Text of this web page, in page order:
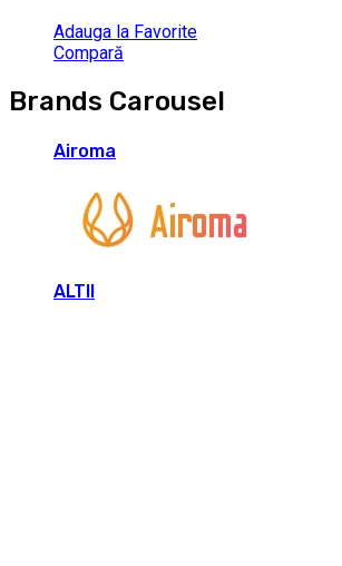
Adauga la Favorite
Compară
Brands Carousel
Airoma
ALTII